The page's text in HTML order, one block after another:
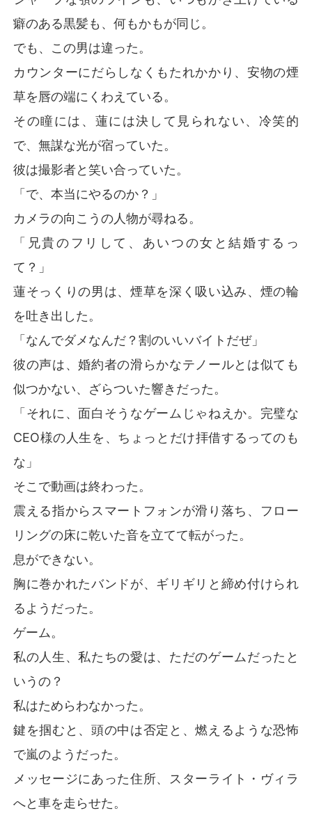
癖のある黒髪も、何もかもが同じ。
でも、この男は違った。
カウンターにだらしなくもたれかかり、安物の煙
草を唇の端にくわえている。
その瞳には、蓮には決して見られない、冷笑的
で、無謀な光が宿っていた。
彼は撮影者と笑い合っていた。
「で、本当にやるのか？」
カメラの向こうの人物が尋ねる。
「兄貴のフリして、あいつの女と結婚するっ
て？」
蓮そっくりの男は、煙草を深く吸い込み、煙の輪
を吐き出した。
「なんでダメなんだ？割のいいバイトだぜ」
彼の声は、婚約者の滑らかなテノールとは似ても
似つかない、ざらついた響きだった。
「それに、面白そうなゲームじゃねえか。完璧な
CEO様の人生を、ちょっとだけ拝借するってのも
な」
そこで動画は終わった。
震える指からスマートフォンが滑り落ち、フロー
リングの床に乾いた音を立てて転がった。
息ができない。
胸に巻かれたバンドが、ギリギリと締め付けられ
るようだった。
ゲーム。
私の人生、私たちの愛は、ただのゲームだったと
いうの？
私はためらわなかった。
鍵を掴むと、頭の中は否定と、燃えるような恐怖
で嵐のようだった。
メッセージにあった住所、スターライト・ヴィラ
へと車を走らせた。